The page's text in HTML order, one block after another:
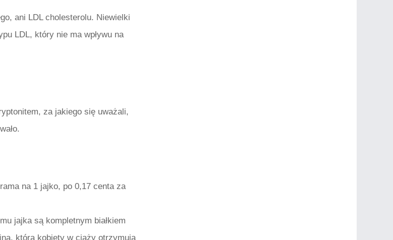
ani LDL cholesterolu. Niewielki
LDL, który nie ma wpływu na
za jakiego się uważali,
na 1 jajko, po 0,17 centa za
jajka są kompletnym białkiem
którą kobiety w ciąży otrzymują